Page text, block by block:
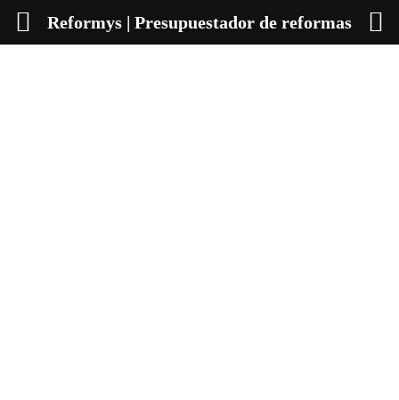
Reformys | Presupuestador de reformas